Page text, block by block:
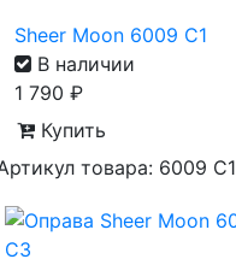
Sheer Moon 6009 С1
В наличии
1 790 ₽
Купить
товара: 6009 С1